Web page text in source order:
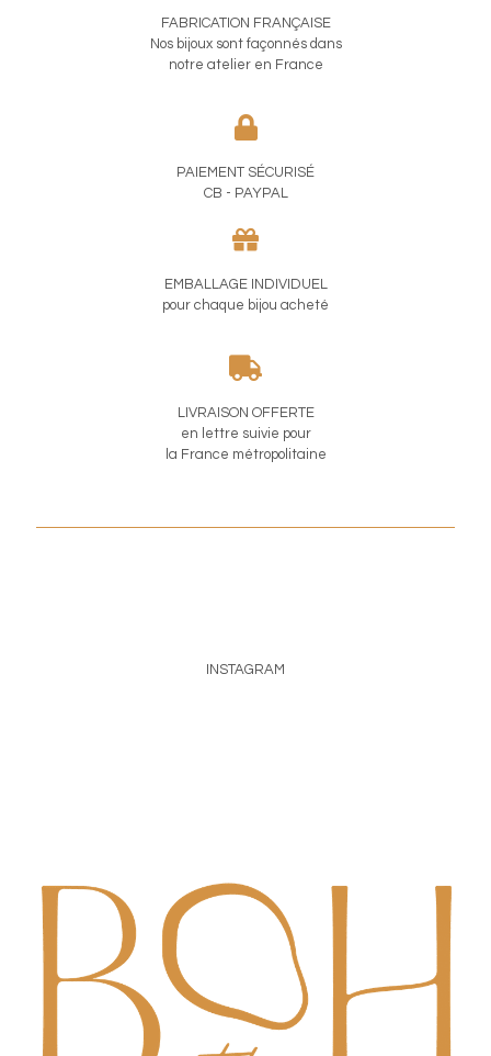
FABRICATION FRANÇAISE
Nos bijoux sont façonnés dans
notre atelier en France
PAIEMENT SÉCURISÉ
CB - PAYPAL
EMBALLAGE INDIVIDUEL
pour chaque bijou acheté
LIVRAISON OFFERTE
en lettre suivie pour
la France métropolitaine
INSTAGRAM